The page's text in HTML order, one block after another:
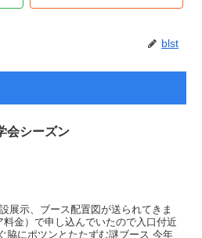
blst
会シーズン
展示、ブース配置図が送られてきま
金）で申し込んでいたので入口付近
脇にポツンとたたずむ謎ブース 今年